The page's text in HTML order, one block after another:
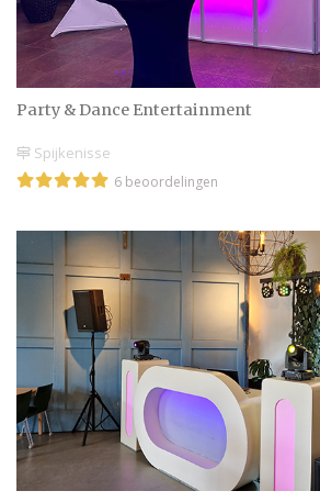
Party & Dance Entert​​ain​ment
Spijkenisse
6 beoordelingen